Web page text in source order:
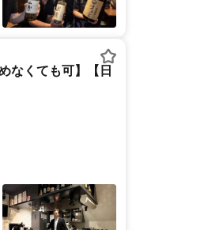
なくても可】【日